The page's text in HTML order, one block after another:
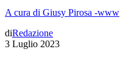
A cura di Giusy Pirosa -www
diRedazione
3 Luglio 2023